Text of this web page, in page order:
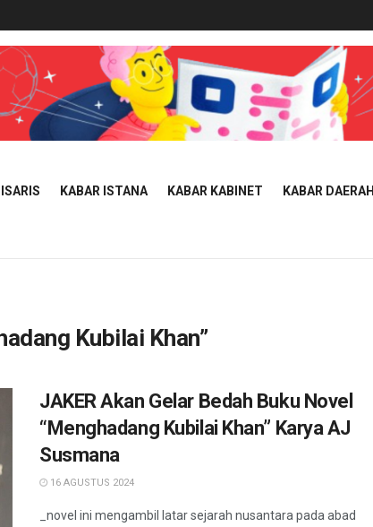
KABAR ISTANA KABAR KABINET KABAR DAERAH
Kubilai Khan”
JAKER Akan Gelar Bedah Buku Novel
“Menghadang Kubilai Khan” Karya AJ
Susmana
16 AGUSTUS 2024
_novel ini mengambil latar sejarah nusantara pada abad